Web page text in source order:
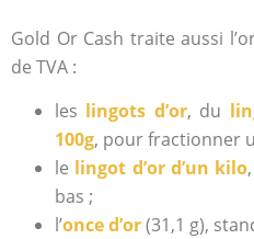
Gold Or Cash traite aussi
de TVA :
les lingots d’or, du
100g, pour fractionner
le lingot d’or d’un kilo
bas ;
l’once d’or(31,1 g),